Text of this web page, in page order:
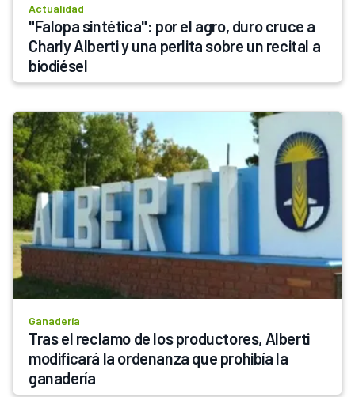
Actualidad
"Falopa sintética": por el agro, duro cruce a
Charly Alberti y una perlita sobre un recital a
biodiésel
Ganadería
Tras el reclamo de los productores, Alberti
modificará la ordenanza que prohibía la
ganadería